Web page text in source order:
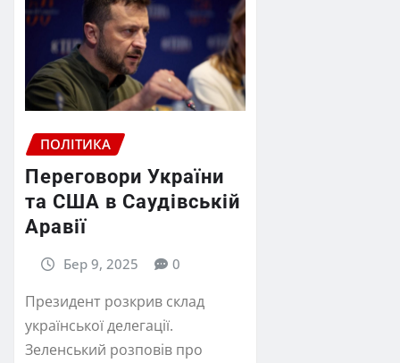
ПОЛІТИКА
Переговори України
та США в Саудівській
Аравії
Бер 9, 2025 0
Президент розкрив склад
української делегації.
Зеленський розповів про